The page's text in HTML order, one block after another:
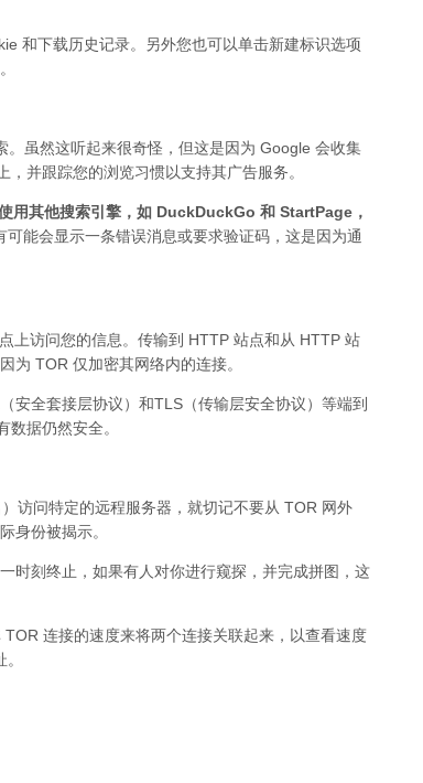
和下载历史记录。另外您也可以单击新建标识选项
虽然这听起来很奇怪，但这是因为 Google 会收集
并跟踪您的浏览习惯以支持其广告服务。
用其他搜索引擎，如 DuckDuckGo 和 StartPage，
可能会显示一条错误消息或要求验证码，这是因为通
上访问您的信息。传输到 HTTP 站点和从 HTTP 站
为 TOR 仅加密其网络内的连接。
安全套接层协议）和TLS（传输层安全协议）等端到
据仍然安全。
访问特定的远程服务器，就切记不要从 TOR 网外
身份被揭示。
时刻终止，如果有人对你进行窥探，并完成拼图，这
连接的速度来将两个连接关联起来，以查看速度